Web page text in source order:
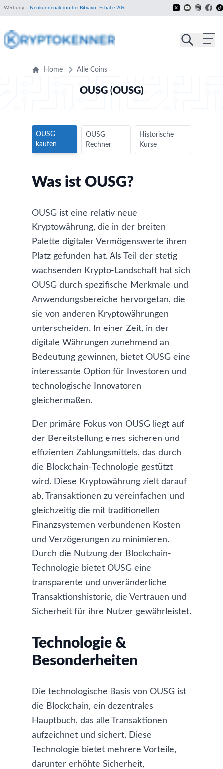
Werbung Neukundenaktion bei Bitvavo: Erhalte 20€
Home Alle Coins
OUSG (OUSG)
OUSG
kaufen
OUSG
Rechner
Historische
Kurse
Was ist OUSG?
OUSG ist eine relativ neue
Kryptowährung, die in der breiten
Palette digitaler Vermögenswerte ihren
Platz gefunden hat. Als Teil der stetig
wachsenden Krypto-Landschaft hat sich
OUSG durch spezifische Merkmale und
Anwendungsbereiche hervorgetan, die
sie von anderen Kryptowährungen
unterscheiden. In einer Zeit, in der
digitale Währungen zunehmend an
Bedeutung gewinnen, bietet OUSG eine
interessante Option für Investoren und
technologische Innovatoren
gleichermaßen.
Der primäre Fokus von OUSG liegt auf
der Bereitstellung eines sicheren und
effizienten Zahlungsmittels, das durch
die Blockchain-Technologie gestützt
wird. Diese Kryptowährung zielt darauf
ab, Transaktionen zu vereinfachen und
gleichzeitig die mit traditionellen
Finanzsystemen verbundenen Kosten
und Verzögerungen zu minimieren.
Durch die Nutzung der Blockchain-
Technologie bietet OUSG eine
transparente und unveränderliche
Transaktionshistorie, die Vertrauen und
Sicherheit für ihre Nutzer gewährleistet.
Technologie &
Besonderheiten
Die technologische Basis von OUSG ist
die Blockchain, ein dezentrales
Hauptbuch, das alle Transaktionen
aufzeichnet und sichert. Diese
Technologie bietet mehrere Vorteile,
darunter erhöhte Sicherheit,